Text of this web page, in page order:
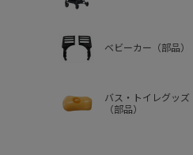
ベビーカー（部品）
バス・トイレグッズ
（部品）